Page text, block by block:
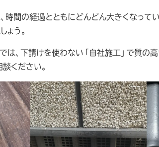
、時間の経過とともにどんどん大きくなって
ょう。
では、下請けを使わない「自社施工」で質の
ください。